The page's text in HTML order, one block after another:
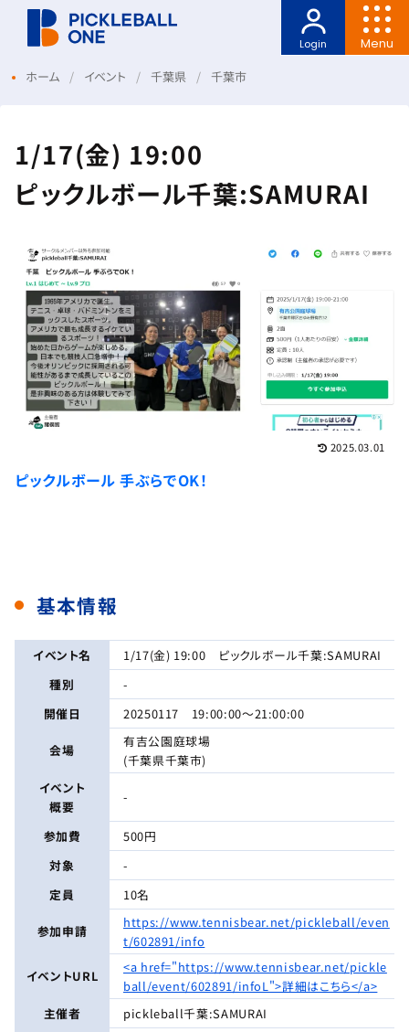
Menu
Login
ホーム イベント 千葉県 千葉市
1/17(金) 19:00
ピックルボール千葉:SAMURAI
2025.03.01
ピックルボール 手ぶらでOK！
基本情報
イベント名
1/17(金) 19:00 ピックルボール千葉:SAMURAI
種別
-
開催日
20250117 19:00:00〜21:00:00
会場
有吉公園庭球場
(千葉県千葉市)
イベント
概要
-
参加費
500円
対象
-
定員
10名
参加申請
https://www.tennisbear.net/pickleball/even
t/602891/info
イベントURL
<a href="https://www.tennisbear.net/pickle
ball/event/602891/infoL">詳細はこちら</a>
主催者
pickleball千葉:SAMURAI